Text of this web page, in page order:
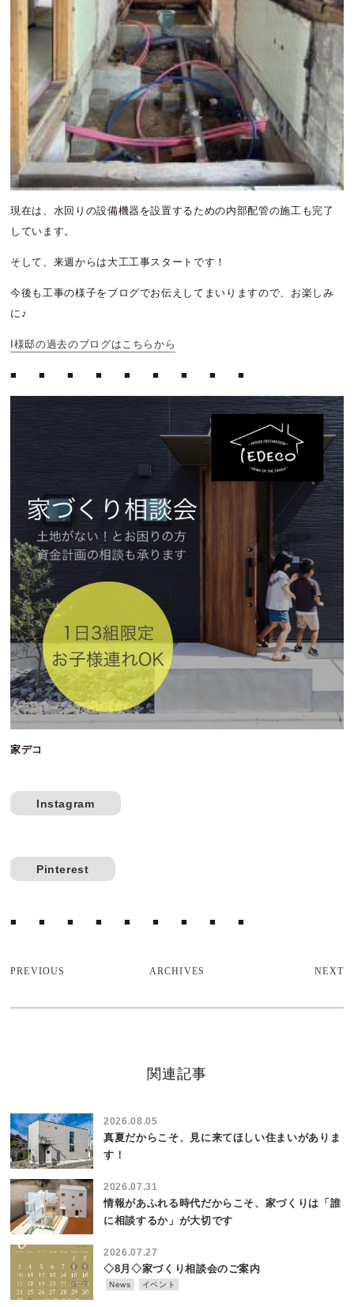
現在は、水回りの設備機器を設置するための内部配管の施工も完了
しています。
そして、来週からは大工工事スタートです！
今後も工事の様子をブログでお伝えしてまいりますので、お楽しみ
に♪
I様邸の過去のブログはこちらから
■ ■ ■ ■ ■ ■ ■ ■ ■
家デコ
Instagram
Pinterest
■ ■ ■ ■ ■ ■ ■ ■ ■
PREVIOUS ARCHIVES NEXT
関連記事
2026.08.05
真夏だからこそ、見に来てほしい住まいがありま
す！
2026.07.31
情報があふれる時代だからこそ、家づくりは「誰
に相談するか」が大切です
2026.07.27
◇8月◇家づくり相談会のご案内
News イベント